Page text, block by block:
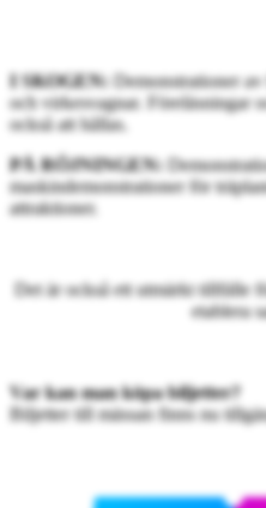
I SKOGEN: Demonstrationer
och virkesvagnar. Föreläsningar
också att hållas.
PÅ RÖJNINGEN:
maskindemonstrationer för
attraktioner.
Det är också ett utmärkt tillfälle
etablera
Var kan man köpa biljetter?
Biljetter till mässan finns nu